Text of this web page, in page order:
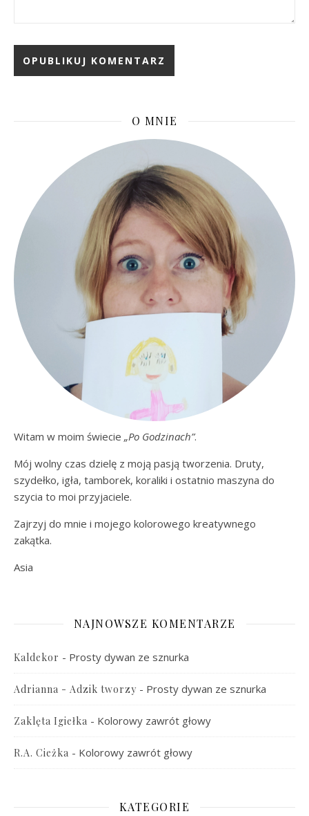
O MNIE
Witam w moim świecie „Po Godzinach”.
Mój wolny czas dzielę z moją pasją tworzenia. Druty,
szydełko, igła, tamborek, koraliki i ostatnio maszyna do
szycia to moi przyjaciele.
Zajrzyj do mnie i mojego kolorowego kreatywnego
zakątka.
Asia
NAJNOWSZE KOMENTARZE
Kaldekor - Prosty dywan ze sznurka
Adrianna - Adzik tworzy - Prosty dywan ze sznurka
Zaklęta Igiełka - Kolorowy zawrót głowy
R.A. Cieżka - Kolorowy zawrót głowy
KATEGORIE